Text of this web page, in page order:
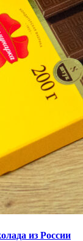
из России